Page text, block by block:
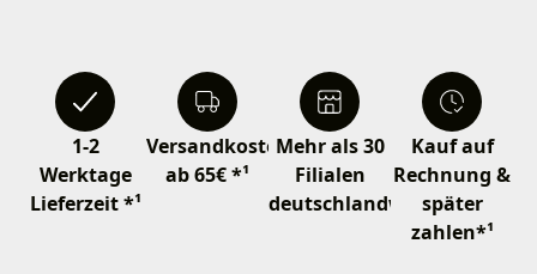
1-2
Werktage
Lieferzeit *¹
Versandkostenfrei
ab 65€ *¹
Mehr als 30
Filialen
deutschlandweit
Kauf auf
Rechnung &
später
zahlen*¹